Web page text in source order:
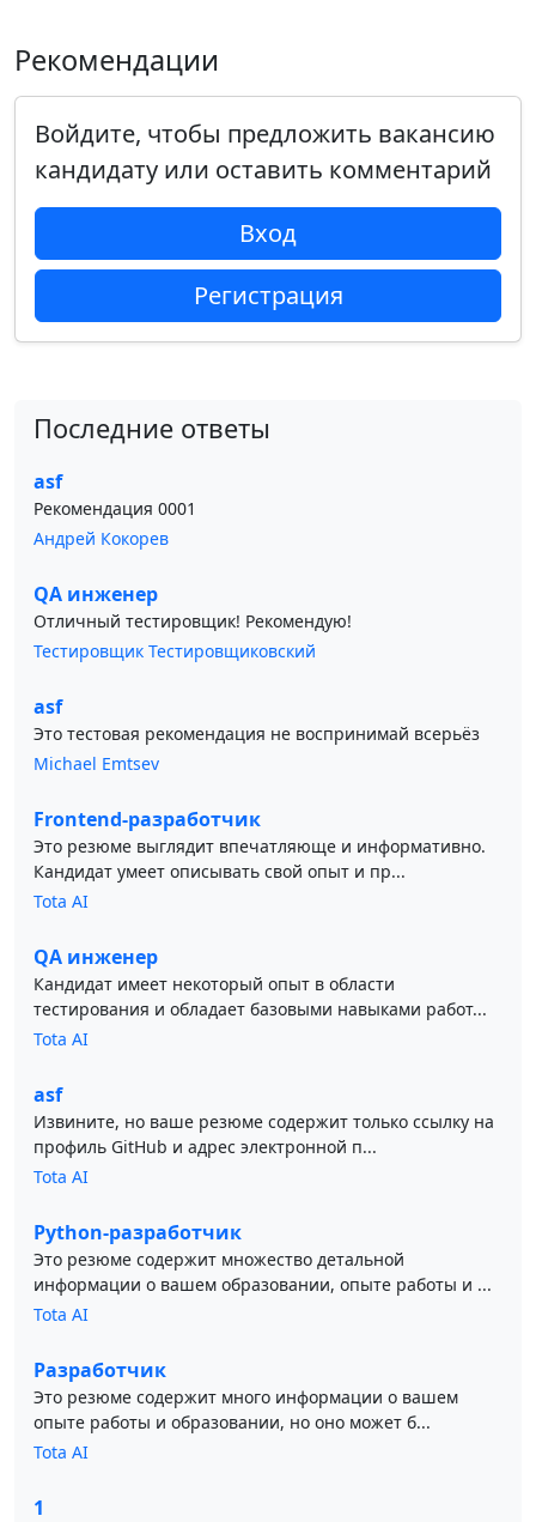
Рекомендации
Войдите, чтобы предложить вакансию
кандидату или оставить комментарий
Вход
Регистрация
Последние ответы
asf
Рекомендация 0001
Андрей Кокорев
QA инженер
Отличный тестировщик! Рекомендую!
Тестировщик Тестировщиковский
asf
Это тестовая рекомендация не воспринимай всерьёз
Michael Emtsev
Frontend-разработчик
Это резюме выглядит впечатляюще и информативно.
Кандидат умеет описывать свой опыт и пр...
Tota AI
QA инженер
Кандидат имеет некоторый опыт в области
тестирования и обладает базовыми навыками работ...
Tota AI
asf
Извините, но ваше резюме содержит только ссылку на
профиль GitHub и адрес электронной п...
Tota AI
Python-разработчик
Это резюме содержит множество детальной
информации о вашем образовании, опыте работы и ...
Tota AI
Разработчик
Это резюме содержит много информации о вашем
опыте работы и образовании, но оно может б...
Tota AI
1